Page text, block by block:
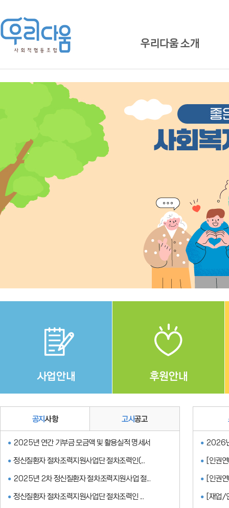
우리다움 소개
사업안내 후원안내
공지사항
2025년 연간 기부금 모금액 및 활용실적 명세서
정신질환자 절차조력지원사업단 절차조력인(...
2025년 2차 정신질환자 절차조력지원사업 절...
정신질환자 절차조력지원사업단 절차조력인 ...
고시공고
2026
[인권
[인권
[재업/